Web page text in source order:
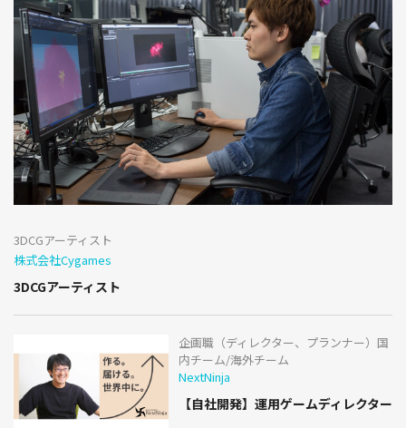
3DCGアーティスト
株式会社Cygames
3DCGアーティスト
企画職（ディレクター、プランナー）国
内チーム/海外チーム
NextNinja
【自社開発】運用ゲームディレクター